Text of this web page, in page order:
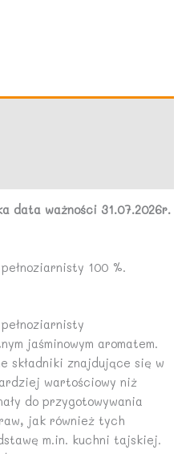
data ważności 31.07.2026r.
100 %.
jaśminowym aromatem.
składniki znajdujące się w
wartościowy niż
do przygotowywania
jak również tych
m.in. kuchni tajskiej.